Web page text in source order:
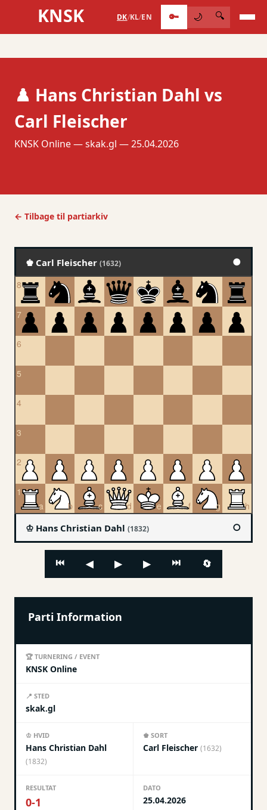
KNSK DK/KL/EN 🔑 🌙 🔍
♟️ Hans Christian Dahl vs
Carl Fleischer
KNSK Online — skak.gl — 25.04.2026
← Tilbage til partiarkiv
♚ Carl Fleischer (1632) ●
♔ Hans Christian Dahl (1832) ○
⏮ ◀ ▶ ▶ ⏭ 🔄
Parti Information
🏆 TURNERING / EVENT
KNSK Online
📍 STED
skak.gl
♔ HVID
Hans Christian Dahl
(1832)
♚ SORT
Carl Fleischer (1632)
RESULTAT
0-1
DATO
25.04.2026